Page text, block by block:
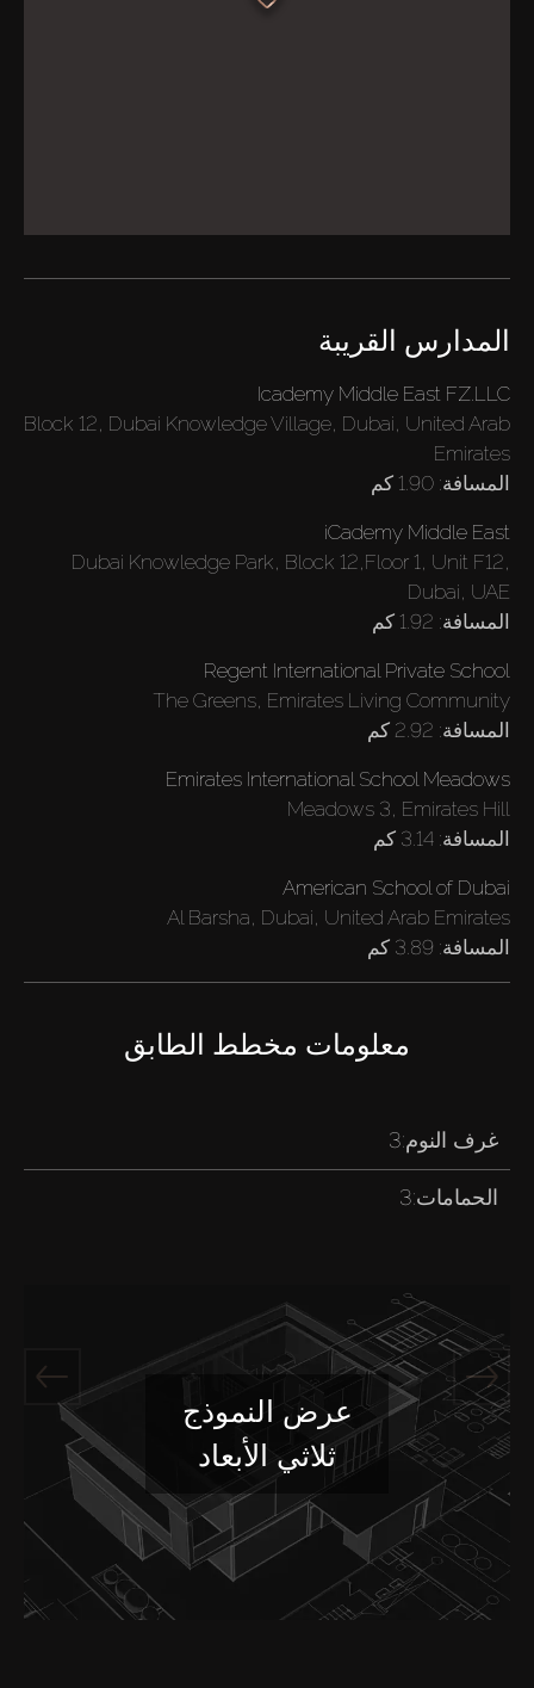
المدارس القريبة
Icademy Middle East FZ.LLC
Block 12, Dubai Knowledge Village, Dubai, United Arab
Emirates
المسافة: 1.90 كم
iCademy Middle East
Dubai Knowledge Park, Block 12,Floor 1, Unit F12,
Dubai, UAE
المسافة: 1.92 كم
Regent International Private School
The Greens, Emirates Living Community
المسافة: 2.92 كم
Emirates International School Meadows
Meadows 3, Emirates Hill
المسافة: 3.14 كم
American School of Dubai
Al Barsha, Dubai, United Arab Emirates
المسافة: 3.89 كم
معلومات مخطط الطابق
غرف النوم:3
الحمامات:3
عرض النموذج
ثلاثي الأبعاد